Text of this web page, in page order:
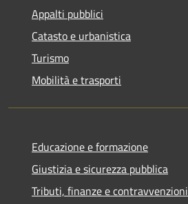
Appalti pubblici
Catasto e urbanistica
Turismo
Mobilità e trasporti
Educazione e formazione
Giustizia e sicurezza pubblica
Tributi, finanze e contravvenzioni